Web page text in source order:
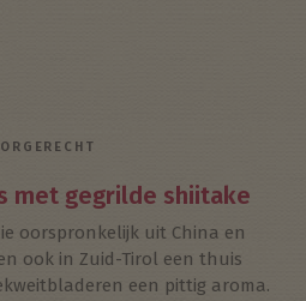
met gegrilde shiitake
oorspronkelijk uit China en
ook in Zuid-Tirol een thuis
een pittig aroma.